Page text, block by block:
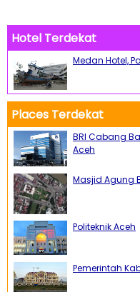
Hotel Terdekat
Medan Hotel,
Places Terdekat
BRI Cabang
Aceh
Masjid Agung
Politeknik Aceh
Pemerintah